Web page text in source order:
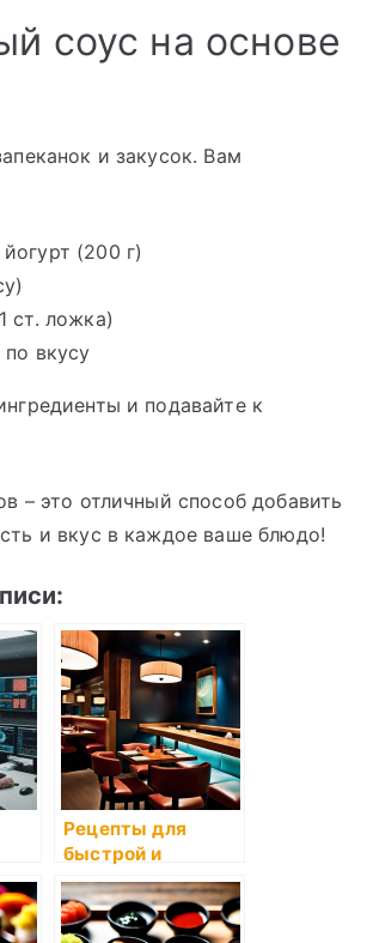
соус на основе
и закусок. Вам
(200 г)
ст. ложка)
вкусу
и подавайте к
– это отличный способ добавить
и вкус в каждое ваше блюдо!
Рецепты для
быстрой и
вкусной пасты